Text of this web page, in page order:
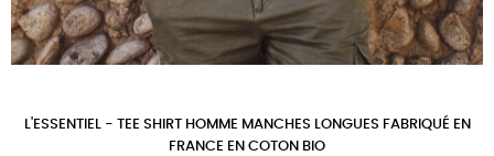
L'ESSENTIEL - TEE SHIRT HOMME MANCHES LONGUES FABRIQUÉ EN
FRANCE EN COTON BIO